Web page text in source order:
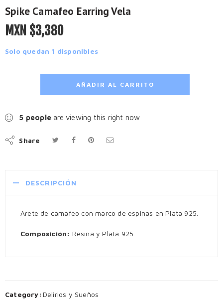
Spike Camafeo Earring Vela
MXN $3,380
Solo quedan 1 disponibles
AÑADIR AL CARRITO
5 people are viewing this right now
Share
DESCRIPCIÓN
Arete de camafeo con marco de espinas en Plata 925.
Composición: Resina y Plata 925.
Category: Delirios y Sueños